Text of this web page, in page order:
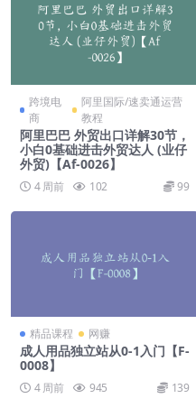
跨境电
商
阿里国际/速卖通运营
教程
阿里巴巴 外贸出口详解30节，
小白0基础进击外贸达人 (业仔
外贸)【Af-0026】
4 周前 102 99
精品课程 网赚
成人用品独立站从0-1入门【F-
0008】
4 周前 945 139